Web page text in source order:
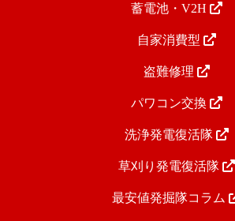
蓄電池・V2H
自家消費型
盗難修理
パワコン交換
洗浄発電復活隊
草刈り発電復活隊
最安値発掘隊コラム